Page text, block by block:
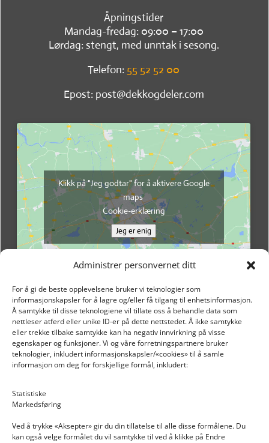
Administrer personvernet ditt
For å gi de beste opplevelsene bruker vi teknologier som
informasjonskapsler for å lagre og/eller få tilgang til enhetsinformasjon.
Å samtykke til disse teknologiene vil tillate oss å behandle data som
nettleser atferd eller unike ID-er på dette nettstedet. Å ikke samtykke
eller trekke tilbake samtykke kan ha negativ innvirkning på visse
egenskaper og funksjoner. Vi og våre forretningspartnere bruker
teknologier, inkludert informasjonskapsler/«cookies» til å samle
informasjon om deg for forskjellige formål, inkludert:
Statistiske
Markedsføring
Ved å trykke «Aksepter» gir du din tillatelse til alle disse formålene. Du
kan også velge formålet du vil samtykke til ved å klikke på Endre
Åpningstider
Mandag-fredag: 09:00 – 17:00
Lørdag: stengt, med unntak i sesong.
Telefon: 55 52 52 00
Epost: post@dekkogdeler.com
Klikk på "Jeg godtar" for å aktivere Google
maps
Cookie-erklæring
Jeg er enig